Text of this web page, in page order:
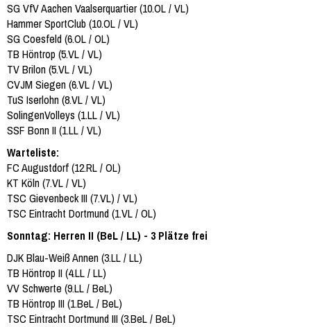
SG VfV Aachen Vaalserquartier (10.OL / VL)
Hammer SportClub (10.OL / VL)
SG Coesfeld (6.OL / OL)
TB Höntrop (5.VL / VL)
TV Brilon (5.VL / VL)
CVJM Siegen (6.VL / VL)
TuS Iserlohn (8.VL / VL)
SolingenVolleys (1.LL / VL)
SSF Bonn II (1.LL / VL)
Warteliste:
FC Augustdorf (12.RL / OL)
KT Köln (7.VL / VL)
TSC Gievenbeck III (7.VL) / VL)
TSC Eintracht Dortmund (1.VL / OL)
Sonntag: Herren II (BeL / LL) - 3 Plätze frei
DJK Blau-Weiß Annen (3.LL / LL)
TB Höntrop II (4.LL / LL)
VV Schwerte (9.LL / BeL)
TB Höntrop III (1.BeL / BeL)
TSC Eintracht Dortmund III (3.BeL / BeL)